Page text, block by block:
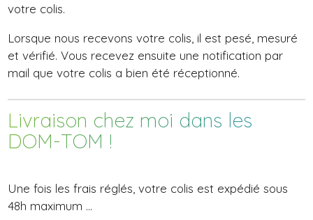
votre colis.
Lorsque nous recevons votre colis, il est pesé, mesuré
et vérifié. Vous recevez ensuite une notification par
mail que votre colis a bien été réceptionné.
Livraison chez moi dans les
DOM-TOM !
Une fois les frais réglés, votre colis est expédié sous
48h maximum ...